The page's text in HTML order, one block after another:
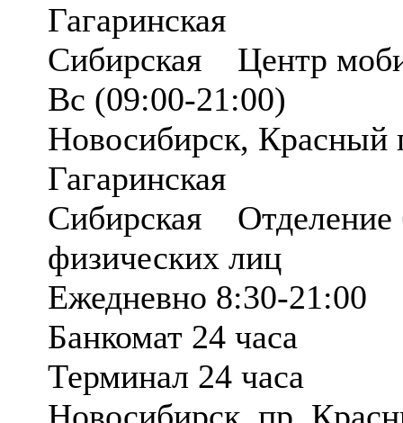
Гагаринская
Сибирская Центр
Вс (09:00-21:00)
Новосибирск, Красный
Гагаринская
Сибирская
физических лиц
Ежедневно 8:30-21:00
Банкомат 24 часа
Терминал 24 часа